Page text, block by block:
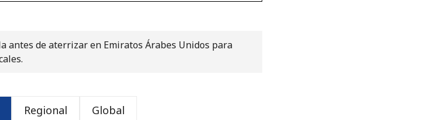
o
antes de aterrizar en Emiratos Árabes Unidos para
Regional Global